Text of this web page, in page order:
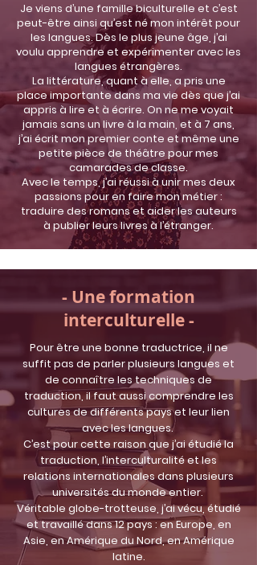
Je viens d’une famille biculturelle et c’est
peut-être ainsi qu’est né mon intérêt pour
les langues. Dès le plus jeune âge, j’ai
voulu apprendre et expérimenter avec les
langues étrangères.
La littérature, quant à elle, a pris une
place importante dans ma vie dès que j’ai
appris à lire et à écrire. On ne me voyait
jamais sans un livre à la main, et à 7 ans,
j’ai écrit mon premier conte et même une
petite pièce de théâtre pour mes
camarades de classe.
Avec le temps, j’ai réussi à unir mes deux
passions pour en faire mon métier :
traduire des romans et aider les auteurs
à publier leurs livres à l’étranger.
- Une formation
interculturelle -
Pour être une bonne traductrice, il ne
suffit pas de parler plusieurs langues et
de connaître les techniques de
traduction, il faut aussi comprendre les
cultures de différents pays et leur lien
avec les langues.
C’est pour cette raison que j’ai étudié la
traduction, l’interculturalité et les
relations internationales dans plusieurs
universités du monde entier.
Véritable globe-trotteuse, j’ai vécu, étudié
et travaillé dans 12 pays : en Europe, en
Asie, en Amérique du Nord, en Amérique
latine.